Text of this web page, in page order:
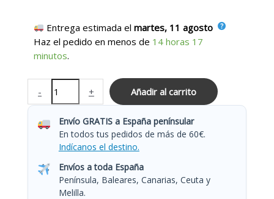
Entrega estimada elmartes, 11 agosto
Haz el pedido en menos de 14 horas 17
minutos.
- + Añadir al carrito
Envío GRATIS a España penínsular
En todos tus pedidos de más de 60€.
Indícanos el destino.
Envíos a toda España
Península, Baleares, Canarias, Ceuta y
Melilla.